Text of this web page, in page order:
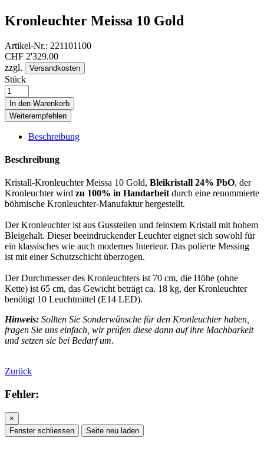
Kronleuchter Meissa 10 Gold
Artikel-Nr.: 221101100
CHF 2'329.00
zzgl.
Versandkosten
Stück
In den Warenkorb
Weiterempfehlen
Beschreibung
Beschreibung
Kristall-Kronleuchter Meissa 10 Gold, Bleikristall 24% PbO, der
Kronleuchter wird zu 100% in Handarbeit durch eine renommierte
böhmische Kronleuchter-Manufaktur hergestellt.
Der Kronleuchter ist aus Gussteilen und feinstem Kristall mit hohem
Bleigehalt. Dieser beeindruckender Leuchter eignet sich sowohl für
ein klassisches wie auch modernes Interieur. Das polierte Messing
ist mit einer Schutzschicht überzogen.
Der Durchmesser des Kronleuchters ist 70 cm, die Höhe (ohne
Kette) ist 65 cm, das Gewicht beträgt ca. 18 kg, der Kronleuchter
benötigt 10 Leuchtmittel (E14 LED).
Hinweis: Sollten Sie Sonderwünsche für den Kronleuchter haben,
fragen Sie uns einfach, wir prüfen diese dann auf ihre Machbarkeit
und setzen sie bei Bedarf um.
Zurück
Fehler:
×
Fenster schliessen
Seite neu laden